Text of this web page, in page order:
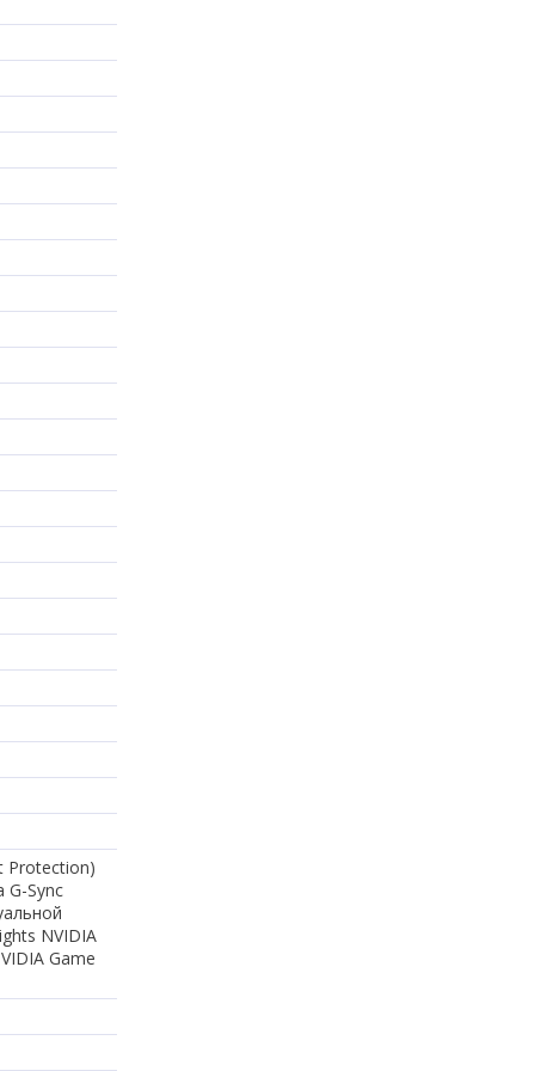
Protection)
G-Sync
NVIDIA
Game